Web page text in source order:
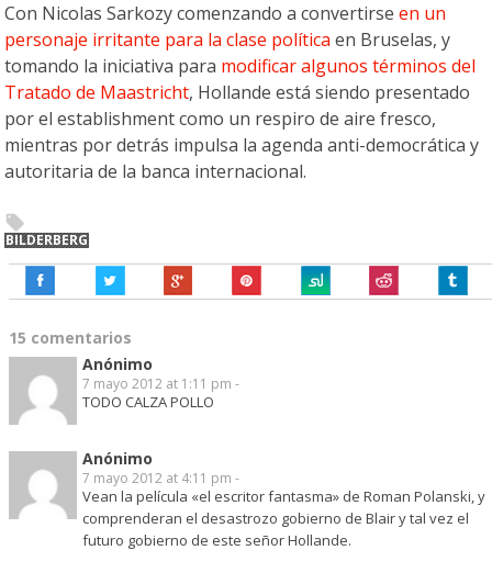
Con Nicolas Sarkozy comenzando a convertirseen un
personaje irritante para la clase política en Bruselas, y
tomando la iniciativa para modificar algunos términos del
Tratado de Maastricht, Hollande está siendo presentado
por el establishment como un respiro de aire fresco,
mientras por detrás impulsa la agenda anti-democrática y
autoritaria de la banca internacional.
BILDERBERG
15 comentarios
Anónimo
7 mayo 2012 at 1:11 pm -
TODO CALZA POLLO
Anónimo
7 mayo 2012 at 4:11 pm -
Vean la película «el escritor fantasma» de Roman Polanski, y
comprenderan el desastrozo gobierno de Blair y tal vez el
futuro gobierno de este señor Hollande.